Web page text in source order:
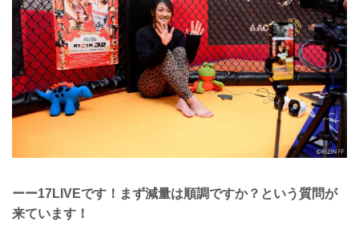
ーー17LIVEです！まず減量は順調ですか？という質問が
来ています！